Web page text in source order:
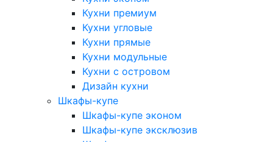
Кухни премиум
Кухни угловые
Кухни прямые
Кухни модульные
Кухни с островом
Дизайн кухни
Шкафы-купе
Шкафы-купе эконом
Шкафы-купе эксклюзив